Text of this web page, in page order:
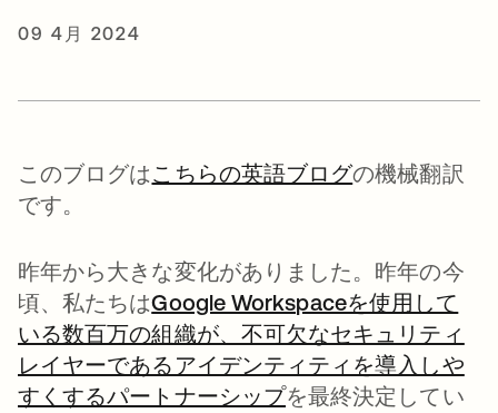
09 4月 2024
このブログはこちらの英語ブログの機械翻訳
です。
昨年から大きな変化がありました。昨年の今
頃、私たちはGoogle Workspaceを使用して
いる数百万の組織が、不可欠なセキュリティ
レイヤーであるアイデンティティを導入しや
すくするパートナーシップ新しいタブで開く
を最終決定してい